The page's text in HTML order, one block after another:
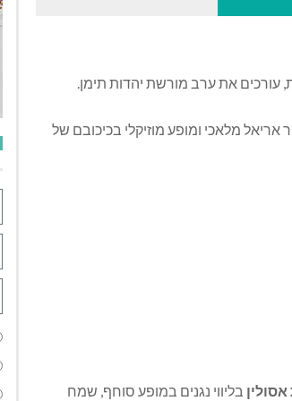
עורכים את ערב מורשת יהדות תימן.
מלאכי ומופע מוזיקלי בכיכובם של
אסולין בליווי נגנים במופע סוחף, שמח